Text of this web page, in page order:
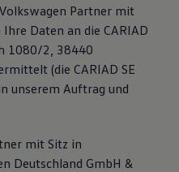
Partner mit
Daten an die CARIAD
1080/2, 38440
(die CARIAD SE
unserem Auftrag und
mit Sitz in
Deutschland GmbH &